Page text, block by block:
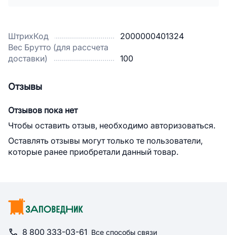
ШтрихКод
2000000401324
Вес Брутто (для рассчета
доставки)
100
Отзывы
Отзывов пока нет
Чтобы оставить отзыв, необходимо авторизоваться.
Оставлять отзывы могут только те пользователи,
которые ранее приобретали данный товар.
8 800 333-03-61 Все способы связи